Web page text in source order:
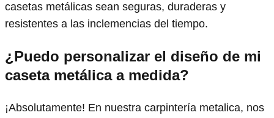
casetas metálicas sean seguras, duraderas y
resistentes a las inclemencias del tiempo.
¿Puedo personalizar el diseño de mi
caseta metálica a medida?
¡Absolutamente! En nuestra carpintería metalica, nos